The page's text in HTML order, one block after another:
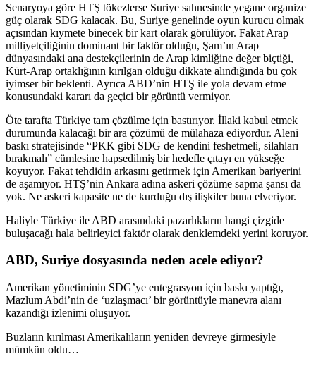
Senaryoya göre HTŞ tökezlerse Suriye sahnesinde yegane organize
güç olarak SDG kalacak. Bu, Suriye genelinde oyun kurucu olmak
açısından kıymete binecek bir kart olarak görülüyor. Fakat Arap
milliyetçiliğinin dominant bir faktör olduğu, Şam’ın Arap
dünyasındaki ana destekçilerinin de Arap kimliğine değer biçtiği,
Kürt-Arap ortaklığının kırılgan olduğu dikkate alındığında bu çok
iyimser bir beklenti. Ayrıca ABD’nin HTŞ ile yola devam etme
konusundaki kararı da geçici bir görüntü vermiyor.
Öte tarafta Türkiye tam çözülme için bastırıyor. İllaki kabul etmek
durumunda kalacağı bir ara çözümü de mülahaza ediyordur. Aleni
baskı stratejisinde “PKK gibi SDG de kendini feshetmeli, silahları
bırakmalı” cümlesine hapsedilmiş bir hedefle çıtayı en yükseğe
koyuyor. Fakat tehdidin arkasını getirmek için Amerikan bariyerini
de aşamıyor. HTŞ’nin Ankara adına askeri çözüme sapma şansı da
yok. Ne askeri kapasite ne de kurduğu dış ilişkiler buna elveriyor.
Haliyle Türkiye ile ABD arasındaki pazarlıkların hangi çizgide
buluşacağı hala belirleyici faktör olarak denklemdeki yerini koruyor.
ABD, Suriye dosyasında neden acele ediyor?
Amerikan yönetiminin SDG’ye entegrasyon için baskı yaptığı,
Mazlum Abdi’nin de ‘uzlaşmacı’ bir görüntüyle manevra alanı
kazandığı izlenimi oluşuyor.
Buzların kırılması Amerikalıların yeniden devreye girmesiyle
mümkün oldu…